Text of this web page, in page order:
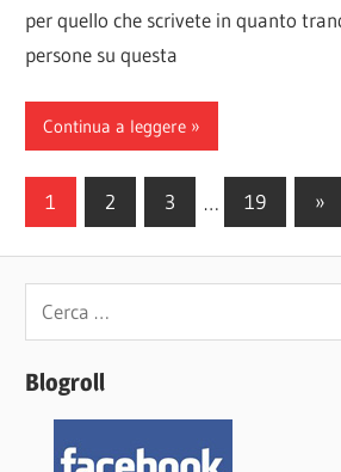
per quello che scrivete in quanto
persone su questa
Continua a leggere
Paginazione
articoli
1 2 3 … 19 »
Ricerca
per:
Blogroll